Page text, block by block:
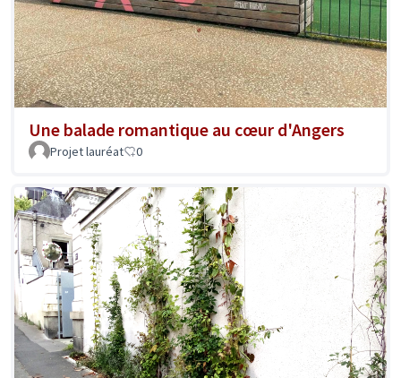
Une balade romantique au cœur d'Angers
Projet lauréat 0